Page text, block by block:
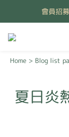
會員招
Home > Blog list
夏日炎